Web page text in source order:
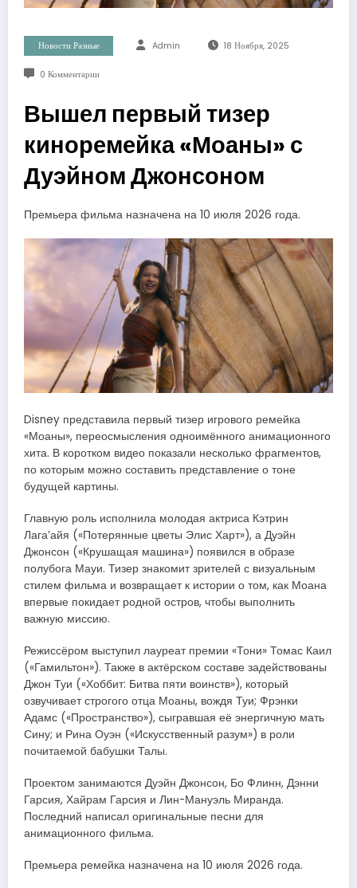
Новости Разные Admin 18 Ноября, 2025
0 Комментарии
Вышел первый тизер
киноремейка «Моаны» с
Дуэйном Джонсоном
Премьера фильма назначена на 10 июля 2026 года.
Disney представила первый тизер игрового ремейка
«Моаны», переосмысления одноимённого анимационного
хита. В коротком видео показали несколько фрагментов,
по которым можно составить представление о тоне
будущей картины.
Главную роль исполнила молодая актриса Кэтрин
Лага’айя («Потерянные цветы Элис Харт»), а Дуэйн
Джонсон («Крушащая машина») появился в образе
полубога Мауи. Тизер знакомит зрителей с визуальным
стилем фильма и возвращает к истории о том, как Моана
впервые покидает родной остров, чтобы выполнить
важную миссию.
Режиссёром выступил лауреат премии «Тони» Томас Каил
(«Гамильтон»). Также в актёрском составе задействованы
Джон Туи («Хоббит: Битва пяти воинств»), который
озвучивает строгого отца Моаны, вождя Туи; Фрэнки
Адамс («Пространство»), сыгравшая её энергичную мать
Сину; и Рина Оуэн («Искусственный разум») в роли
почитаемой бабушки Талы.
Проектом занимаются Дуэйн Джонсон, Бо Флинн, Дэнни
Гарсия, Хайрам Гарсия и Лин-Мануэль Миранда.
Последний написал оригинальные песни для
анимационного фильма.
Премьера ремейка назначена на 10 июля 2026 года.